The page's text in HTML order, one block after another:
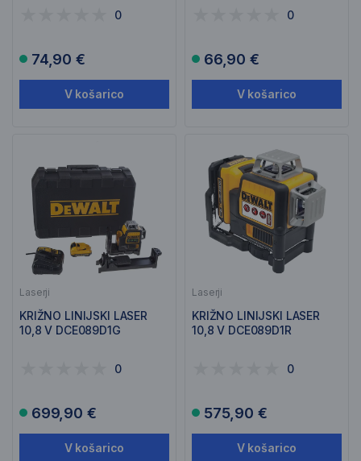
0
74,90 €
V košarico
0
66,90 €
V košarico
Laserji
KRIŽNO LINIJSKI LASER
10,8 V DCE089D1G
0
699,90 €
V košarico
Laserji
KRIŽNO LINIJSKI LASER
10,8 V DCE089D1R
0
575,90 €
V košarico